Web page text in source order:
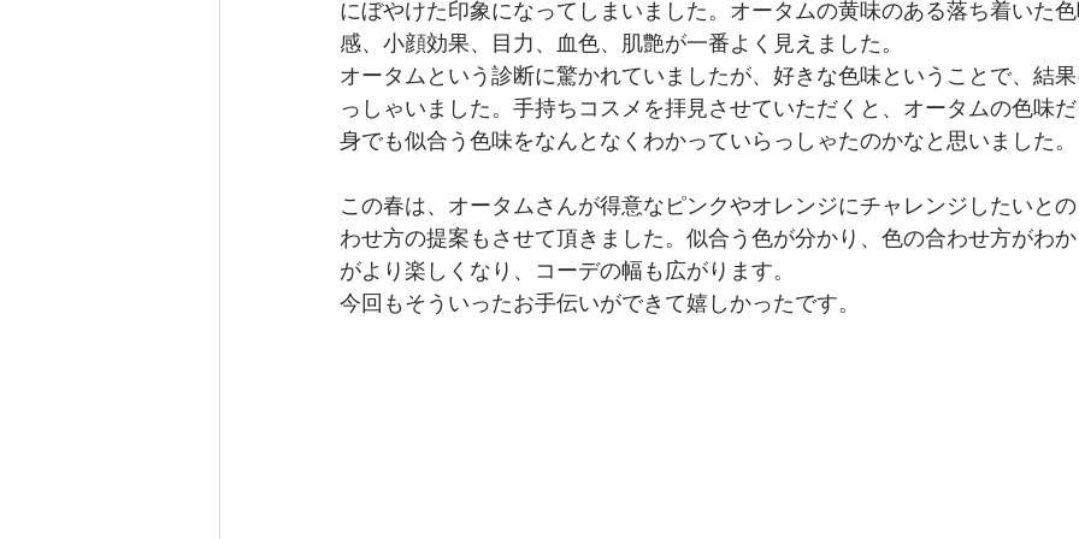
にぼやけた印象になってしまいました。オータムの黄味のある落ち着いた
感、小顔効果、目力、血色、肌艶が一番よく見えました。
オータムという診断に驚かれていましたが、好きな色味ということで、結
っしゃいました。手持ちコスメを拝見させていただくと、オータムの色味
身でも似合う色味をなんとなくわかっていらっしゃたのかなと思いました。
この春は、オータムさんが得意なピンクやオレンジにチャレンジしたいと
わせ方の提案もさせて頂きました。似合う色が分かり、色の合わせ方がわ
がより楽しくなり、コーデの幅も広がります。
今回もそういったお手伝いができて嬉しかったです。